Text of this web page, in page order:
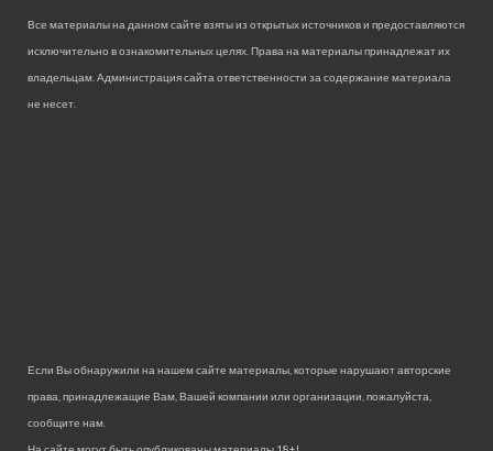
Все материалы на данном сайте взяты из открытых источников и предоставляются
исключительно в ознакомительных целях. Права на материалы принадлежат их
владельцам. Администрация сайта ответственности за содержание материала
не несет.
Если Вы обнаружили на нашем сайте материалы, которые нарушают авторские
права, принадлежащие Вам, Вашей компании или организации, пожалуйста,
сообщите нам.